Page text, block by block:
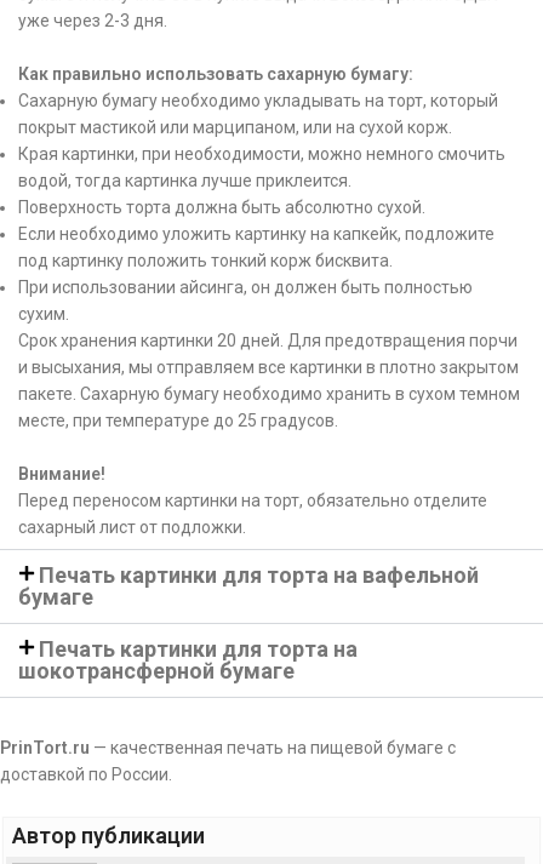
уже через 2-3 дня.
Как правильно использовать сахарную бумагу:
Сахарную бумагу необходимо укладывать на торт, который
покрыт мастикой или марципаном, или на сухой корж.
Края картинки, при необходимости, можно немного смочить
водой, тогда картинка лучше приклеится.
Поверхность торта должна быть абсолютно сухой.
Если необходимо уложить картинку на капкейк, подложите
под картинку положить тонкий корж бисквита.
При использовании айсинга, он должен быть полностью
сухим.
Срок хранения картинки 20 дней. Для предотвращения порчи
и высыхания, мы отправляем все картинки в плотно закрытом
пакете. Сахарную бумагу необходимо хранить в сухом темном
месте, при температуре до 25 градусов.
Внимание!
Перед переносом картинки на торт, обязательно отделите
сахарный лист от подложки.
Печать картинки для торта на вафельной
бумаге
Печать картинки для торта на
шокотрансферной бумаге
PrinTort.ru — качественная печать на пищевой бумаге с
доставкой по России.
Автор публикации